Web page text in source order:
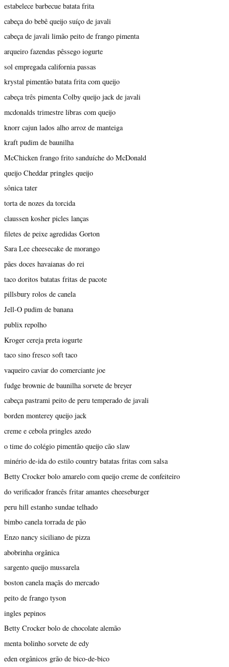
estabelece barbecue batata frita
cabeça do bebê queijo suíço de javali
cabeça de javali limão peito de frango pimenta
arqueiro fazendas pêssego iogurte
sol empregada california passas
krystal pimentão batata frita com queijo
cabeça três pimenta Colby queijo jack de javali
mcdonalds trimestre libras com queijo
knorr cajun lados alho arroz de manteiga
kraft pudim de baunilha
McChicken frango frito sanduíche do McDonald
queijo Cheddar pringles queijo
sônica tater
torta de nozes da torcida
claussen kosher picles lanças
filetes de peixe agredidas Gorton
Sara Lee cheesecake de morango
pães doces havaianas do rei
taco doritos batatas fritas de pacote
pillsbury rolos de canela
Jell-O pudim de banana
publix repolho
Kroger cereja preta iogurte
taco sino fresco soft taco
vaqueiro caviar do comerciante joe
fudge brownie de baunilha sorvete de breyer
cabeça pastrami peito de peru temperado de javali
borden monterey queijo jack
creme e cebola pringles azedo
o time do colégio pimentão queijo cão slaw
minério de-ida do estilo country batatas fritas com salsa
Betty Crocker bolo amarelo com queijo creme de confeiteiro
do verificador francês fritar amantes cheeseburger
peru hill estanho sundae telhado
bimbo canela torrada de pão
Enzo nancy siciliano de pizza
abobrinha orgânica
sargento queijo mussarela
boston canela maçãs do mercado
peito de frango tyson
ingles pepinos
Betty Crocker bolo de chocolate alemão
menta bolinho sorvete de edy
eden orgânicos grão de bico-de-bico